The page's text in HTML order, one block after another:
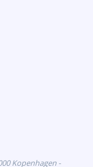
Kopenhagen -